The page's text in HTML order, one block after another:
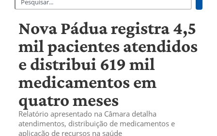
Nova Pádua registra 4,5
mil pacientes atendidos
e distribui 619 mil
medicamentos em
quatro meses
Relatório apresentado na Câmara detalha
atendimentos, distribuição de medicamentos e
aplicação de recursos na saúde